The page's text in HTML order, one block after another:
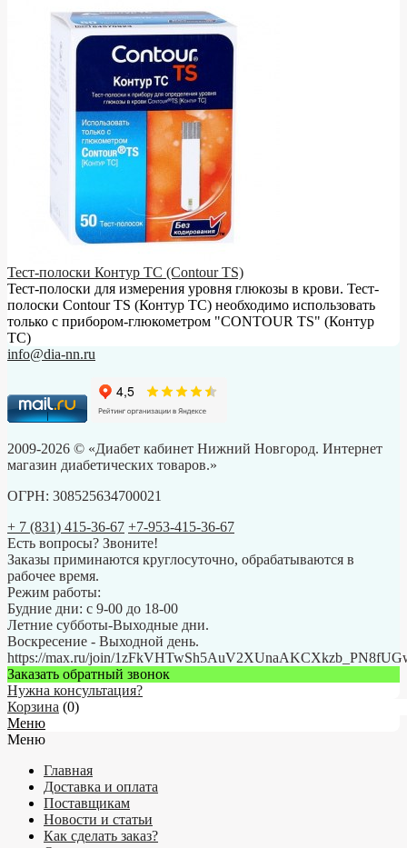
Тест-полоски Контур ТС (Contour TS)
Тест-полоски для измерения уровня глюкозы в крови. Тест-
полоски Contour TS (Контур ТС) необходимо использовать
только с прибором-глюкометром "CONTOUR TS" (Контур
ТС)
info@dia-nn.ru
2009-2026 © «Диабет кабинет Нижний Новгород. Интернет
магазин диабетических товаров.»
ОГРН: 308525634700021
+ 7 (831) 415-36-67 +7-953-415-36-67
Есть вопросы? Звоните!
Заказы приминаются круглосуточно, обрабатываются в
рабочее время.
Режим работы:
Будние дни: с 9-00 до 18-00
Летние субботы-Выходные дни.
Воскресение - Выходной день.
https://max.ru/join/
Заказать обратный звонок
Нужна консультация?
Корзина (0)
Меню
Меню
Главная
Доставка и оплата
Поставщикам
Новости и статьи
Как сделать заказ?